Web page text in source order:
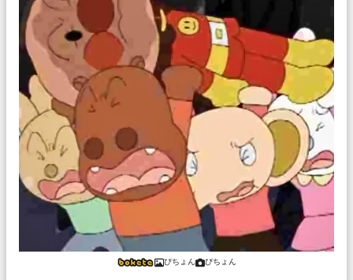
ぴちょん ぴちょん